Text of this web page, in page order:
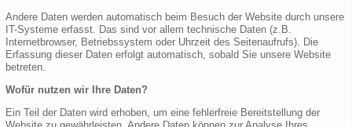
Andere Daten werden automatisch beim Besuch der Website durch unsere
IT-Systeme erfasst. Das sind vor allem technische Daten (z.B.
Internetbrowser, Betriebssystem oder Uhrzeit des Seitenaufrufs). Die
Erfassung dieser Daten erfolgt automatisch, sobald Sie unsere Website
betreten.
Wofür nutzen wir Ihre Daten?
Ein Teil der Daten wird erhoben, um eine fehlerfreie Bereitstellung der